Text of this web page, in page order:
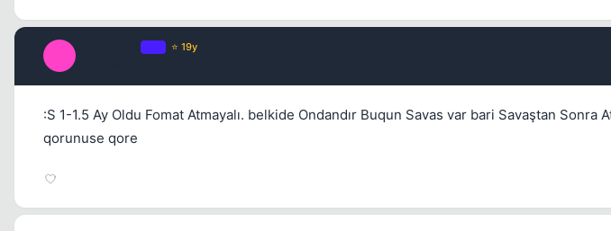
⭐ 19y
:S 1-1.5 Ay Oldu Fomat Atmayalı. belkide Ondandır Buqun Savas var bari Savaştan
qorunuse qore